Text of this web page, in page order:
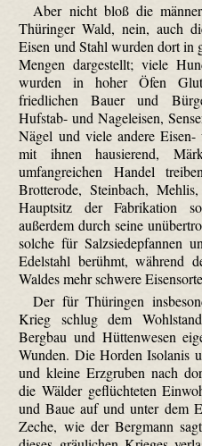
Aber nicht bloß die
Thüringer Wald, nein, auch
Eisen und Stahl wurden dort in
Mengen dargestellt; viele
wurden in hoher Öfen
friedlichen Bauer und
Hufstab- und Nageleisen,
Nägel und viele andere
mit ihnen hausierend,
umfangreichen Handel
Brotterode, Steinbach,
Hauptsitz der Fabrikation
außerdem durch seine
solche für Salzsiedepfannen
Edelstahl berühmt, während
Waldes mehr schwere
Der für Thüringen
Krieg schlug dem
Bergbau und Hüttenwesen
Wunden. Die Horden Isolanis
und kleine Erzgruben nach
die Wälder geflüchteten
und Baue auf und unter dem
Zeche, wie der Bergmann